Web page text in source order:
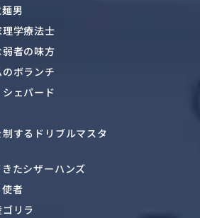
男
学療法士
者の味方
ボランチ
ェパード
するドリブルマスタ
たシザーハンズ
者
リラ